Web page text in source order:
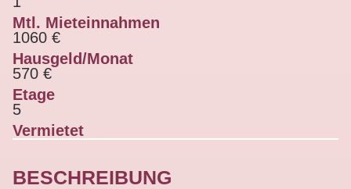
Mtl. Mieteinnahmen
1060 €
Hausgeld/Monat
570 €
Etage
5
Vermietet
BESCHREIBUNG